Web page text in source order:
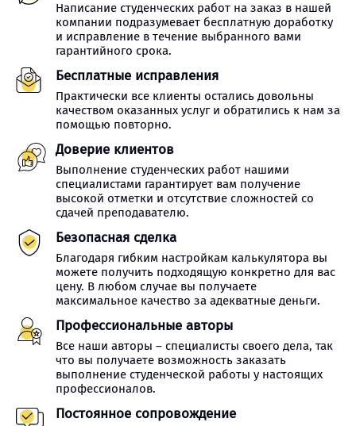
Написание студенческих работ на заказ в нашей
компании подразумевает бесплатную доработку
и исправление в течение выбранного вами
гарантийного срока.
Бесплатные исправления
Практически все клиенты остались довольны
качеством оказанных услуг и обратились к нам за
помощью повторно.
Доверие клиентов
Выполнение студенческих работ нашими
специалистами гарантирует вам получение
высокой отметки и отсутствие сложностей со
сдачей преподавателю.
Безопасная сделка
Благодаря гибким настройкам калькулятора вы
можете получить подходящую конкретно для вас
цену. В любом случае вы получаете
максимальное качество за адекватные деньги.
Профессиональные авторы
Все наши авторы – специалисты своего дела, так
что вы получаете возможность заказать
выполнение студенческой работы у настоящих
профессионалов.
Постоянное сопровождение